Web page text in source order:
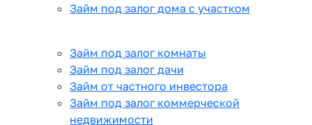
Займ под залог дома с участком
Займ под залог комнаты
Займ под залог дачи
Займ от частного инвестора
Займ под залог коммерческой
недвижимости